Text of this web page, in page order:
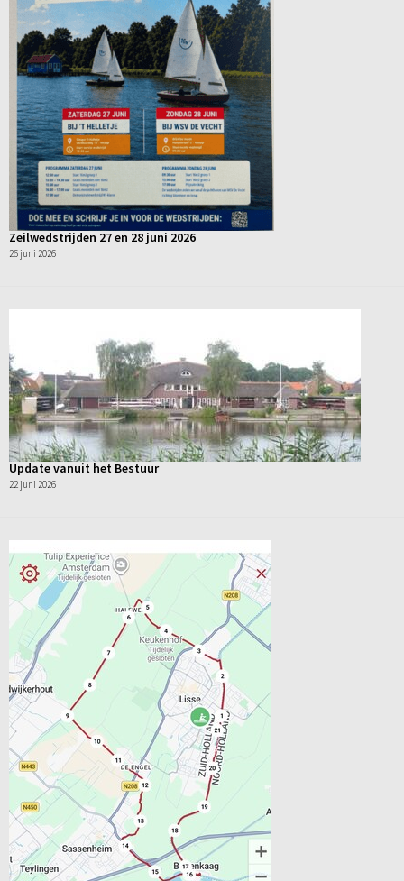
Zeilwedstrijden 27 en 28 juni 2026
26 juni 2026
Update vanuit het Bestuur
22 juni 2026